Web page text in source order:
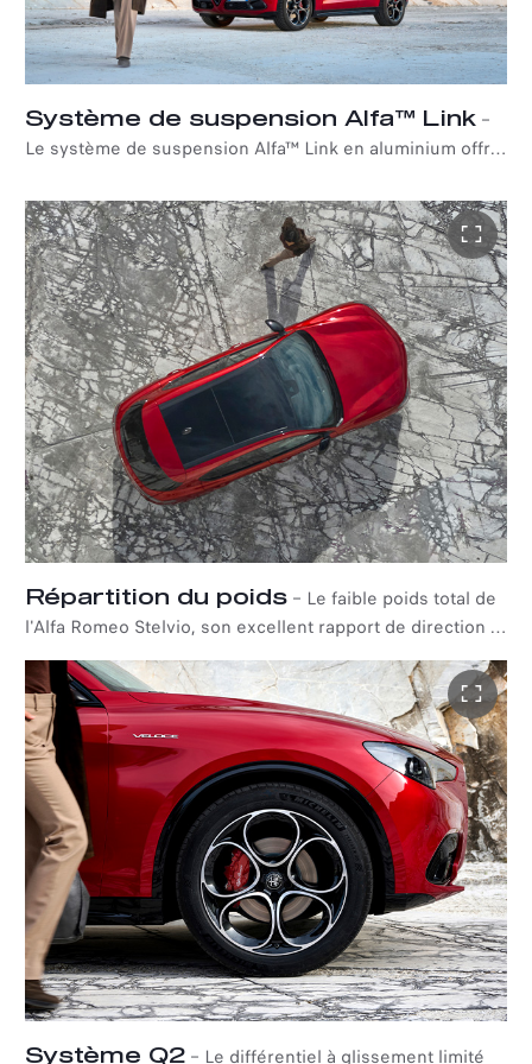
Système de suspension Alfa™ Link –
Le système de suspension Alfa™ Link en aluminium offre
une maniabilité unique. La suspension avant est dotée
d'un système à double triangulation avec un axe de
direction semi-virtuel qui permet de maintenir les roues
perpendiculaires à la route, même lors de virages
intenses. La suspension arrière, un système Multilink à
quatre bras et demi, offre une grande adhérence latérale
et un grand confort sur les surfaces irrégulières. L'Alfa™
Active Suspension* ajuste dynamiquement la réponse du
véhicule en fonction du mode choisi avec le sélecteur de
mode de conduite Alfa™ DNA : un réglage d'absorption
des chocs plus doux pour une conduite confortable, ou
un réglage rigide pour une conduite précise et sportive.
*Disponible uniquement sur la finition Tributo Italiano.
Répartition du poids – Le faible poids total de
l'Alfa Romeo Stelvio, son excellent rapport de direction et
l'équilibre parfait du poids sur ses essieux sont le
résultat de choix de conception spécifiques et de
l'utilisation de matériaux de pointe tels que la plate-forme
ultra-légère ou l'arbre de transmission en fibre de
carbone. Le premier SUV Alfa Romeo a été créé pour
répondre aux attentes des conducteurs les plus
exigeants et les plus passionnés.
Système Q2 – Le différentiel à glissement limité